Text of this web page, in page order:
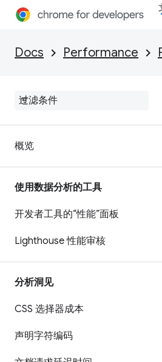
Docs Performance
概览
使用数据分析的工具
开发者工具的“性能”面板
Lighthouse 性能审核
分析洞见
CSS 选择器成本
声明字符编码